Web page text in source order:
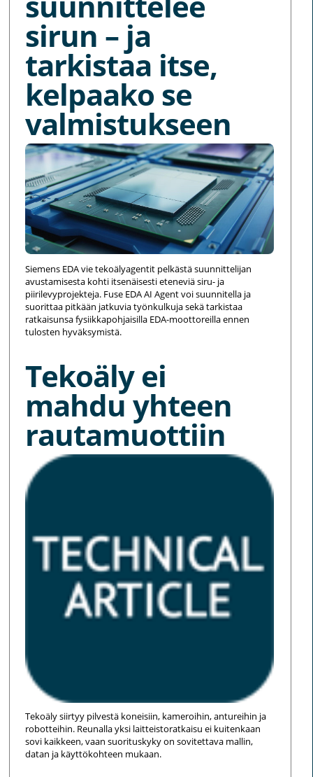
sirun – ja
tarkistaa itse,
kelpaako se
valmistukseen
Siemens EDA vie tekoälyagentit pelkästä suunnittelijan
avustamisesta kohti itsenäisesti eteneviä siru- ja
piirilevyprojekteja. Fuse EDA AI Agent voi suunnitella ja
suorittaa pitkään jatkuvia työnkulkuja sekä tarkistaa
ratkaisunsa fysiikkapohjaisilla EDA-moottoreilla ennen
tulosten hyväksymistä.
Tekoäly ei
mahdu yhteen
rautamuottiin
Tekoäly siirtyy pilvestä koneisiin, kameroihin, antureihin ja
robotteihin. Reunalla yksi laitteistoratkaisu ei kuitenkaan
sovi kaikkeen, vaan suorituskyky on sovitettava mallin,
datan ja käyttökohteen mukaan.